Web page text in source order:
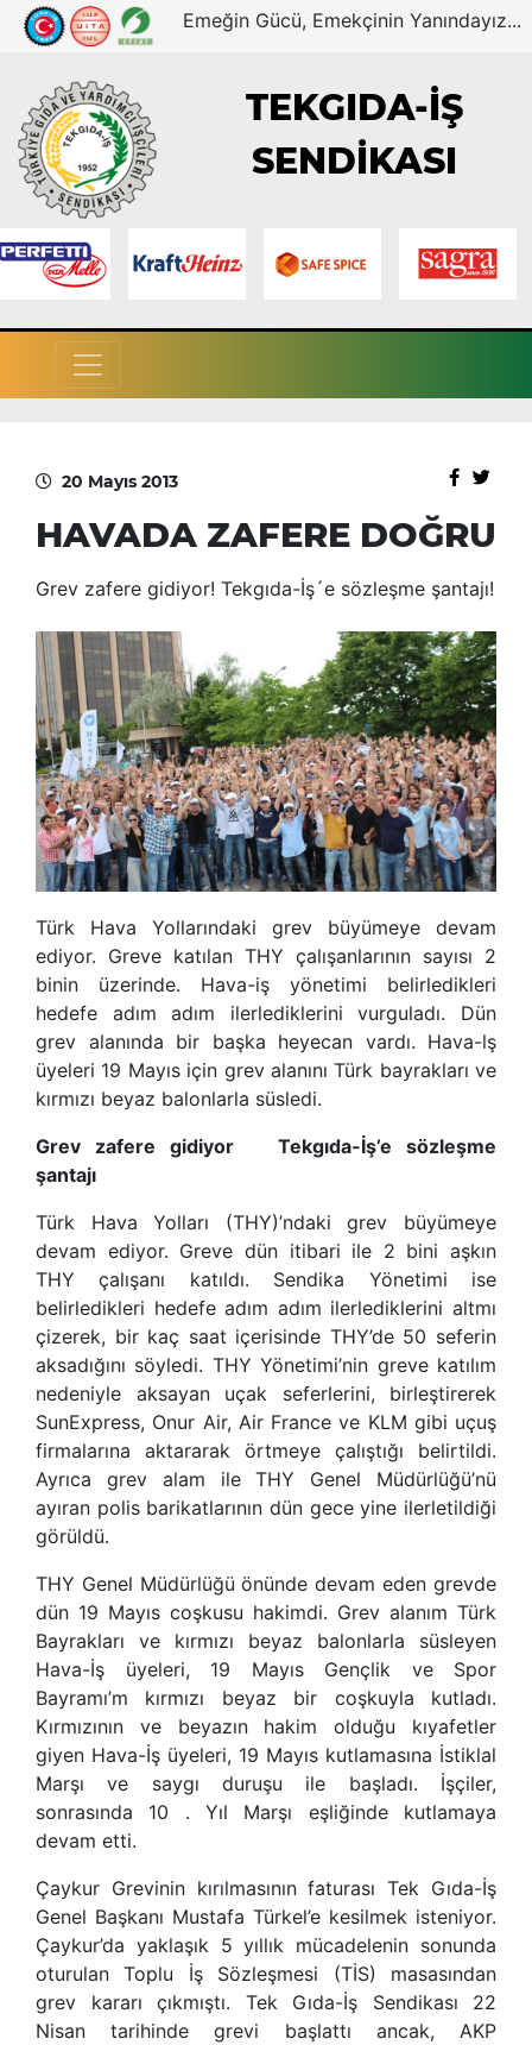
Emeğin Gücü, Emekçinin Yanındayız...
TEKGIDA-İŞ
SENDİKASI
20 Mayıs 2013
HAVADA ZAFERE DOĞRU
Grev zafere gidiyor! Tekgıda-İş´e sözleşme şantajı!
Türk Hava Yollarındaki grev büyümeye devam
ediyor. Greve katılan THY çalışanlarının sayısı 2
binin üzerinde. Hava-iş yönetimi belirledikleri
hedefe adım adım ilerlediklerini vurguladı. Dün
grev alanında bir başka heyecan vardı. Hava-lş
üyeleri 19 Mayıs için grev alanını Türk bayrakları ve
kırmızı beyaz balonlarla süsledi.
Grev zafere gidiyor Tekgıda-İş’e sözleşme
şantajı
Türk Hava Yolları (THY)’ndaki grev büyümeye
devam ediyor. Greve dün itibari ile 2 bini aşkın
THY çalışanı katıldı. Sendika Yönetimi ise
belirledikleri hedefe adım adım ilerlediklerini altmı
çizerek, bir kaç saat içerisinde THY’de 50 seferin
aksadığını söyledi. THY Yönetimi’nin greve katılım
nedeniyle aksayan uçak seferlerini, birleştirerek
SunExpress, Onur Air, Air France ve KLM gibi uçuş
firmalarına aktararak örtmeye çalıştığı belirtildi.
Ayrıca grev alam ile THY Genel Müdürlüğü’nü
ayıran polis barikatlarının dün gece yine ilerletildiği
görüldü.
THY Genel Müdürlüğü önünde devam eden grevde
dün 19 Mayıs coşkusu hakimdi. Grev alanım Türk
Bayrakları ve kırmızı beyaz balonlarla süsleyen
Hava-İş üyeleri, 19 Mayıs Gençlik ve Spor
Bayramı’m kırmızı beyaz bir coşkuyla kutladı.
Kırmızının ve beyazın hakim olduğu kıyafetler
giyen Hava-İş üyeleri, 19 Mayıs kutlamasına İstiklal
Marşı ve saygı duruşu ile başladı. İşçiler,
sonrasında 10 . Yıl Marşı eşliğinde kutlamaya
devam etti.
Çaykur Grevinin kırılmasının faturası Tek Gıda-İş
Genel Başkanı Mustafa Türkel’e kesilmek isteniyor.
Çaykur’da yaklaşık 5 yıllık mücadelenin sonunda
oturulan Toplu İş Sözleşmesi (TİS) masasından
grev kararı çıkmıştı. Tek Gıda-İş Sendikası 22
Nisan tarihinde grevi başlattı ancak, AKP